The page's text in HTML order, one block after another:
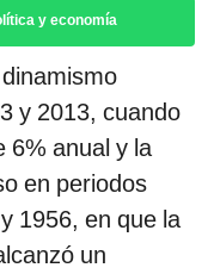
y economía
y 2013, cuando
6% anual y la
en periodos
1956, en que la
un